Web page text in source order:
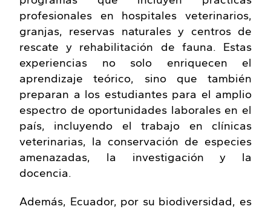
profesionales en hospitales veterinarios,
granjas, reservas naturales y centros de
rescate y rehabilitación de fauna. Estas
experiencias no solo enriquecen el
aprendizaje teórico, sino que también
preparan a los estudiantes para el amplio
espectro de oportunidades laborales en el
país, incluyendo el trabajo en clínicas
veterinarias, la conservación de especies
amenazadas, la investigación y la
docencia.
Además, Ecuador, por su biodiversidad, es